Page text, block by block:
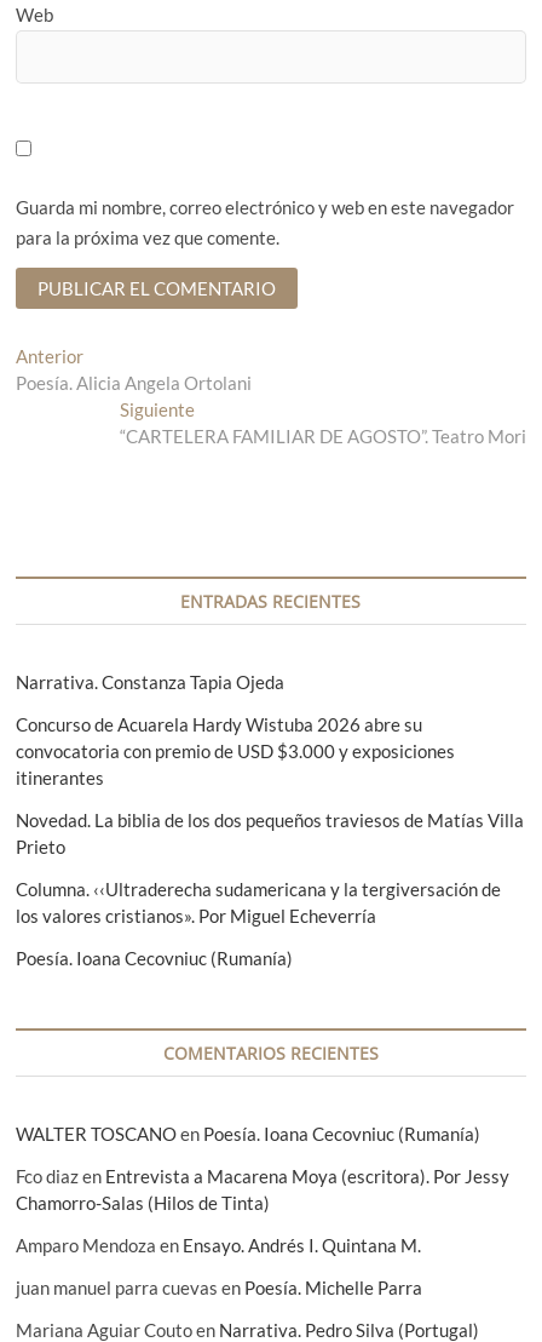
Web
Guarda mi nombre, correo electrónico y web en este navegador
para la próxima vez que comente.
N
a
i
ó
n
d
e
e
n
t
r
d
Anterior
n
e
i
r
:
Poesía. Alicia Angela Ortolani
SiguienteE
n
s
i
u
e
n
“CARTELERA FAMILIAR DE AGOSTO”. Teatro Mori
ENTRADAS RECIENTES
Narrativa. Constanza Tapia Ojeda
Concurso de Acuarela Hardy Wistuba 2026 abre su
convocatoria con premio de USD $3.000 y exposiciones
itinerantes
Novedad. La biblia de los dos pequeños traviesos de Matías Villa
Prieto
Columna. ‹‹Ultraderecha sudamericana y la tergiversación de
los valores cristianos». Por Miguel Echeverría
Poesía. Ioana Cecovniuc (Rumanía)
COMENTARIOS RECIENTES
WALTER TOSCANOen Poesía. Ioana Cecovniuc (Rumanía)
Fco diazen Entrevista a Macarena Moya (escritora). Por Jessy
Chamorro-Salas (Hilos de Tinta)
Amparo Mendoza en Ensayo. Andrés I. Quintana M.
juan manuel parra cuevas en Poesía. Michelle Parra
Mariana Aguiar Coutoen Narrativa. Pedro Silva (Portugal)